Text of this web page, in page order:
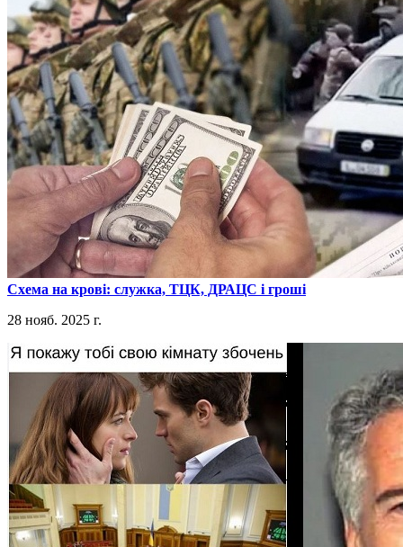
​Схема на крові: служка, ТЦК, ДРАЦС і гроші
28 нояб. 2025 г.